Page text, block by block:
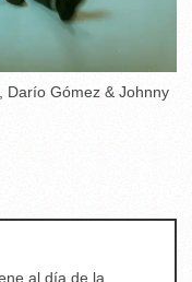
Darío Gómez & Johnny
al día de la